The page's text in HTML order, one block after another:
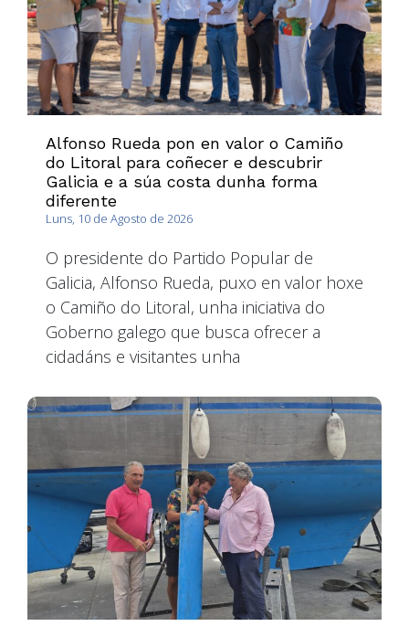
Alfonso Rueda pon en valor o Camiño
do Litoral para coñecer e descubrir
Galicia e a súa costa dunha forma
diferente
Luns, 10 de Agosto de 2026
O presidente do Partido Popular de
Galicia, Alfonso Rueda, puxo en valor hoxe
o Camiño do Litoral, unha iniciativa do
Goberno galego que busca ofrecer a
cidadáns e visitantes unha